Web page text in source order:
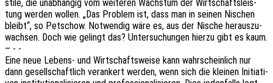
sti­le, die unab­hän­gig vom weite­ren Wachs­tum der Wirt­schafts­leis­
tung werden wollen. „Das Problem ist, dass man in seinen Nischen
bleibt“, so Petschow. Notwen­dig wäre es, aus der Nische heraus­zu­
wach­sen. Doch wie gelingt das? Unter­su­chun­gen hierzu gibt es kaum.
– - -
Eine neue Lebens- und Wirt­schafts­wei­se kann wahr­schein­lich nur
dann gesell­schaft­lich veran­kert werden, wenn sich die klei­nen Initia­ti­